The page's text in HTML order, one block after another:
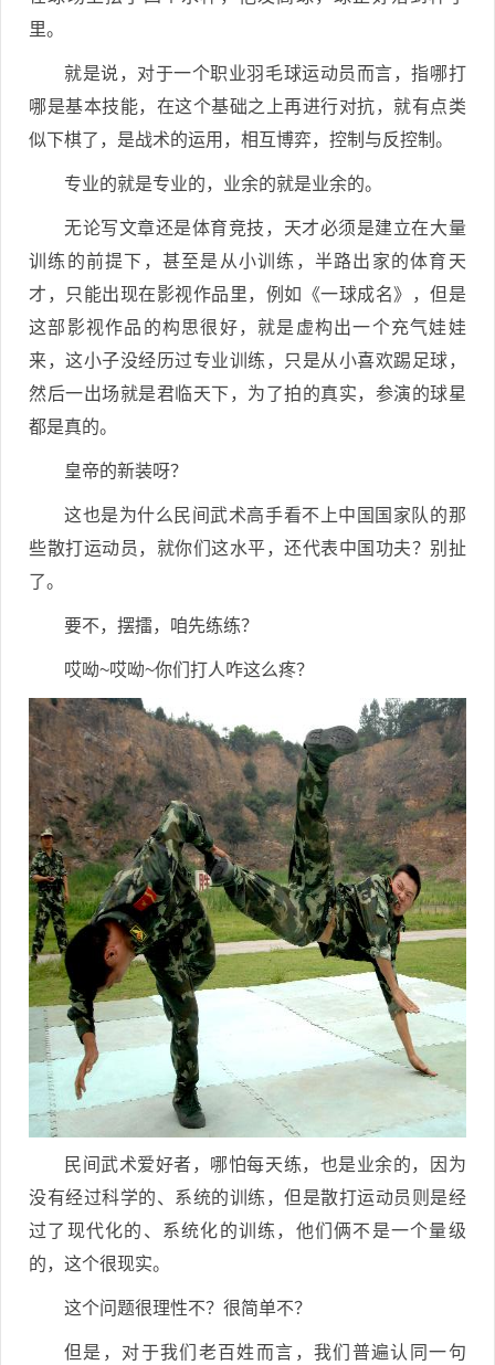
里。
就是说，对于一个职业羽毛球运动员而言，指哪打
哪是基本技能，在这个基础之上再进行对抗，就有点类
似下棋了，是战术的运用，相互博弈，控制与反控制。
专业的就是专业的，业余的就是业余的。
无论写文章还是体育竞技，天才必须是建立在大量
训练的前提下，甚至是从小训练，半路出家的体育天
才，只能出现在影视作品里，例如《一球成名》，但是
这部影视作品的构思很好，就是虚构出一个充气娃娃
来，这小子没经历过专业训练，只是从小喜欢踢足球，
然后一出场就是君临天下，为了拍的真实，参演的球星
都是真的。
皇帝的新装呀？
这也是为什么民间武术高手看不上中国国家队的那
些散打运动员，就你们这水平，还代表中国功夫？别扯
了。
要不，摆擂，咱先练练？
哎呦~哎呦~你们打人咋这么疼？
民间武术爱好者，哪怕每天练，也是业余的，因为
没有经过科学的、系统的训练，但是散打运动员则是经
过了现代化的、系统化的训练，他们俩不是一个量级
的，这个很现实。
这个问题很理性不？很简单不？
但是，对于我们老百姓而言，我们普遍认同一句